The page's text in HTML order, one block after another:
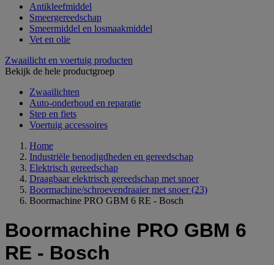
Antikleefmiddel
Smeergereedschap
Smeermiddel en losmaakmiddel
Vet en olie
Zwaailicht en voertuig producten
Bekijk de hele productgroep
Zwaailichten
Auto-onderhoud en reparatie
Step en fiets
Voertuig accessoires
Home
Industriële benodigdheden en gereedschap
Elektrisch gereedschap
Draagbaar elektrisch gereedschap met snoer
Boormachine/schroevendraaier met snoer (23)
Boormachine PRO GBM 6 RE - Bosch
Boormachine PRO GBM 6
RE - Bosch